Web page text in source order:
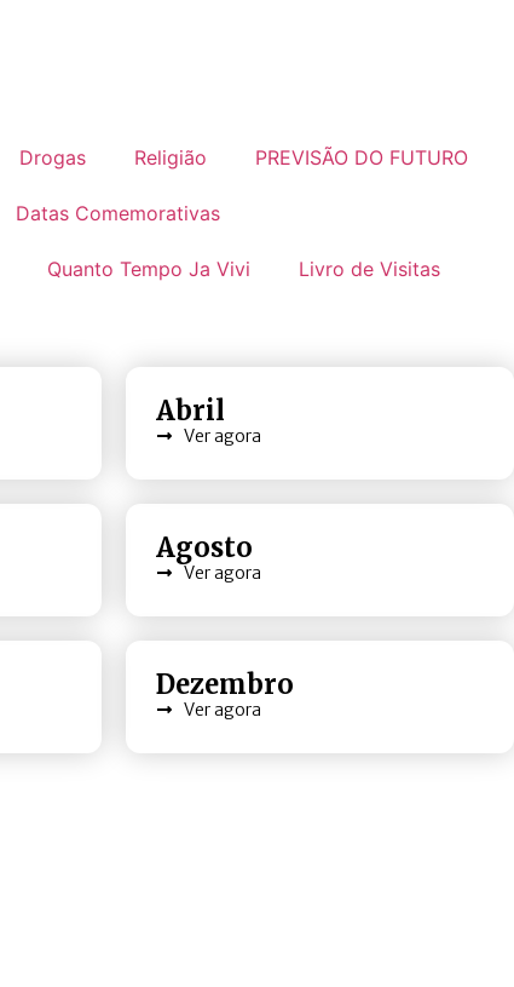
Drogas Religião PREVISÃO DO FUTURO
Datas Comemorativas
Quanto Tempo Ja Vivi Livro de Visitas
Abril
Ver agora
Agosto
Ver agora
Dezembro
Ver agora